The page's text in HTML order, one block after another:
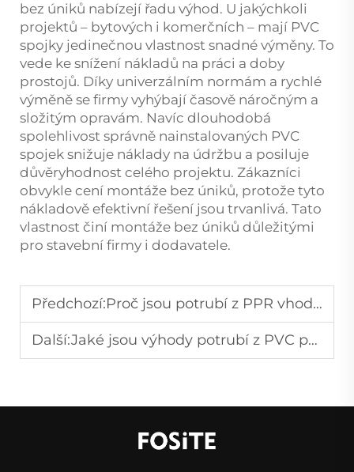
bez úniků nabízejí řadu výhod. U jakýchkoli
projektů – bytových i komerčních – mají PVC
spojky jedinečnou vlastnost snadné výměny. To
vede ke snížení nákladů na práci a doby
prostojů. Díky univerzálním normám a rychlé
výměně se firmy vyhýbají časově náročným a
složitým opravám. Navíc dlouhodobá
spolehlivost správně nainstalovaných PVC
spojek snižuje náklady na údržbu a posiluje
důvěryhodnost celého projektu. Zákazníci
obvykle cení montáže bez úniků, protože tyto
nákladově efektivní řešení jsou trvanlivá. Tato
vlastnost činí montáže bez úniků důležitými
pro stavební firmy i dodavatele.
Předchozí:Proč jsou potrubí z PPR vhodná pro přívod pitné vody?
Další:Jaké jsou výhody potrubí z PVC pro odvodnění?